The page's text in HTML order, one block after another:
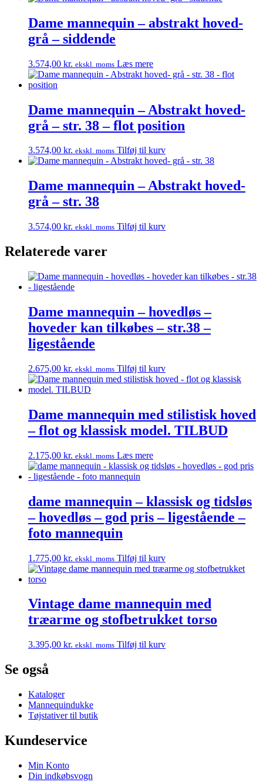
Dame mannequin – abstrakt hoved-
grå – siddende
3.574,00 kr. ekskl. moms Læs mere
Dame mannequin – Abstrakt hoved-
grå – str. 38 – flot position
3.574,00 kr. ekskl. moms Tilføj til kurv
Dame mannequin – Abstrakt hoved-
grå – str. 38
3.574,00 kr. ekskl. moms Tilføj til kurv
Relaterede varer
Dame mannequin – hovedløs –
hoveder kan tilkøbes – str.38 –
ligestående
2.675,00 kr. ekskl. moms Tilføj til kurv
Dame mannequin med stilistisk hoved
– flot og klassisk model. TILBUD
2.175,00 kr. ekskl. moms Læs mere
dame mannequin – klassisk og tidsløs
– hovedløs – god pris – ligestående –
foto mannequin
1.775,00 kr. ekskl. moms Tilføj til kurv
Vintage dame mannequin med
træarme og stofbetrukket torso
3.395,00 kr. ekskl. moms Tilføj til kurv
Se også
Kataloger
Mannequindukke
Tøjstativer til butik
Kundeservice
Min Konto
Din indkøbsvogn